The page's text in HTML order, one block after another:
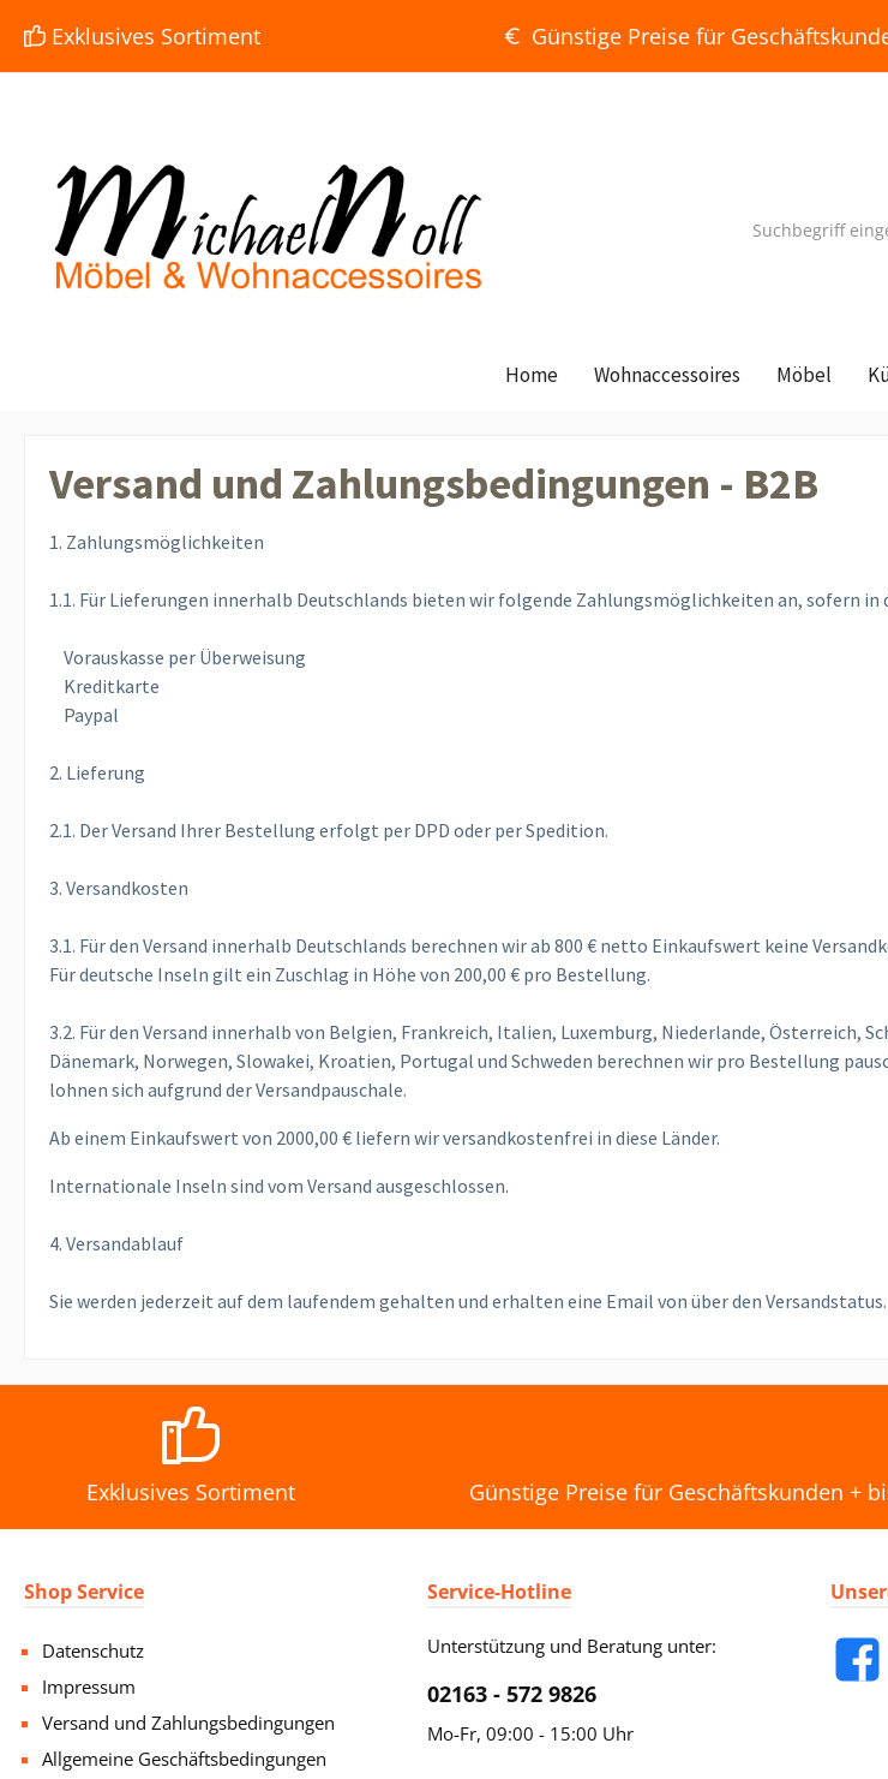
springen Zur Hauptnavigation springen
Exklusives Sortiment Günstige Preise für
Home Wohnaccessoires Möbel
Versand und Zahlungsbedingungen - B2B
1. Zahlungsmöglichkeiten
1.1. Für Lieferungen innerhalb Deutschlands bieten wir folgende Zahlungsmöglichkeiten an, sofern
Vorauskasse per Überweisung
Kreditkarte
Paypal
2. Lieferung
2.1. Der Versand Ihrer Bestellung erfolgt per DPD oder per Spedition.
3. Versandkosten
3.1. Für den Versand innerhalb Deutschlands berechnen wir ab 800 € netto Einkaufswert keine
Für deutsche Inseln gilt ein Zuschlag in Höhe von 200,00 € pro Bestellung.
3.2. Für den Versand innerhalb von Belgien, Frankreich, Italien, Luxemburg, Niederlande, Österreich,
Dänemark, Norwegen, Slowakei, Kroatien, Portugal und Schweden berechnen wir pro Bestellung
lohnen sich aufgrund der Versandpauschale.
Ab einem Einkaufswert von 2000,00 € liefern wir versandkostenfrei in diese Länder.
Internationale Inseln sind vom Versand ausgeschlossen.
4. Versandablauf
Sie werden jederzeit auf dem laufendem gehalten und erhalten eine Email von über den Versandstatus.
Exklusives Sortiment Günstige Preise für Geschäftskunden +
Shop Service
Datenschutz
Impressum
Versand und Zahlungsbedingungen
Allgemeine Geschäftsbedingungen
Service-Hotline
Unterstützung und Beratung unter:
02163 - 572 9826
Mo-Fr, 09:00 - 15:00 Uhr